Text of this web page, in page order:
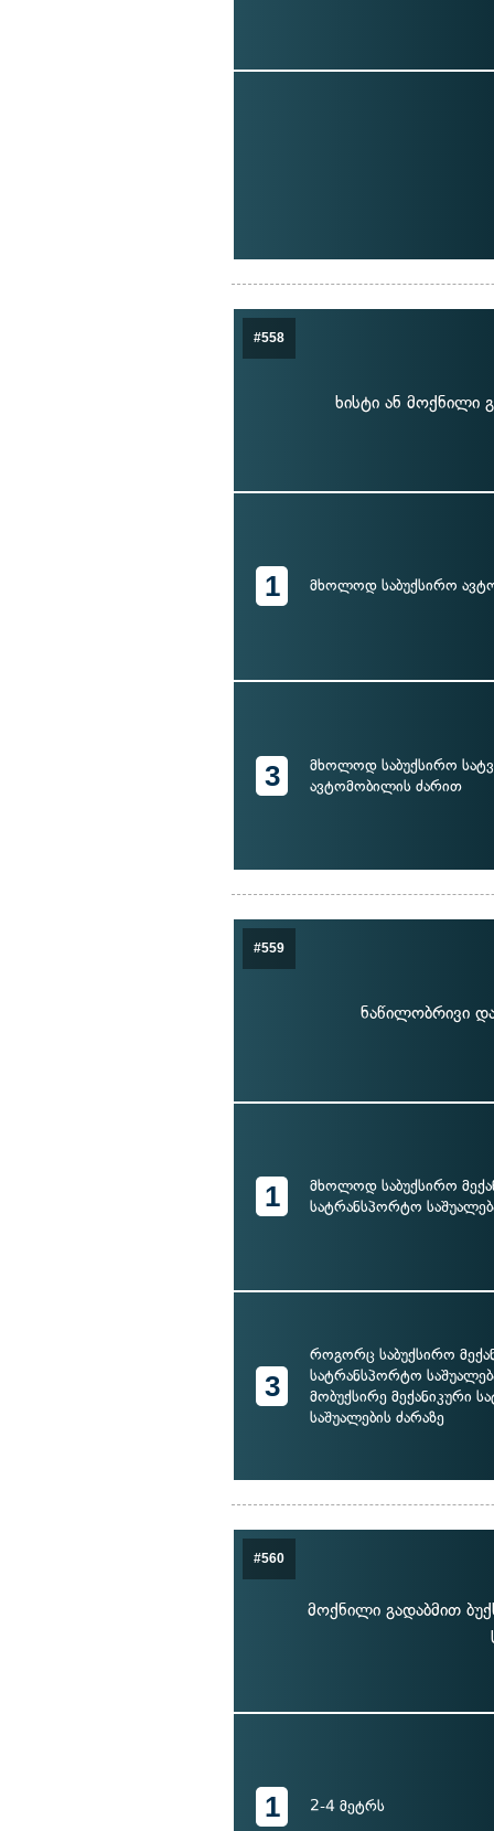
#558
ხისტი ან მოქნილი
1 მხოლოდ საბუქსირო
3
მხოლოდ საბუქსირო
ავტომობილის ძარით
#559
ნაწილობრივი
1
მხოლოდ საბუქსირო
სატრანსპორტო
3
როგორც საბუქსირო
სატრანსპორტო
მობუქსირე მექანიკური
საშუალების ძარაზე
#560
მოქნილი გადაბმით
1 2-4 მეტრს